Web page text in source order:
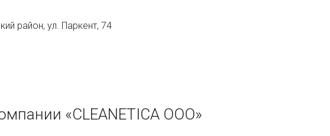
район, ул. Паркент, 74
«CLEANETICA ООО»